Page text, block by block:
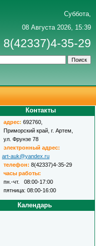
Суббота,
08 Августа 2026, 15:39
8(42337)4-35-29
Контакты
адрес: 692760,
Приморский край, г. Артем,
ул. Фрунзе 78
электронный адрес:
art-auk@yandex.ru
телефон: 8(42337)4-35-29
часы работы:
пн.-чт. 08:00-17:00
пятница: 08:00-16:00
Календарь